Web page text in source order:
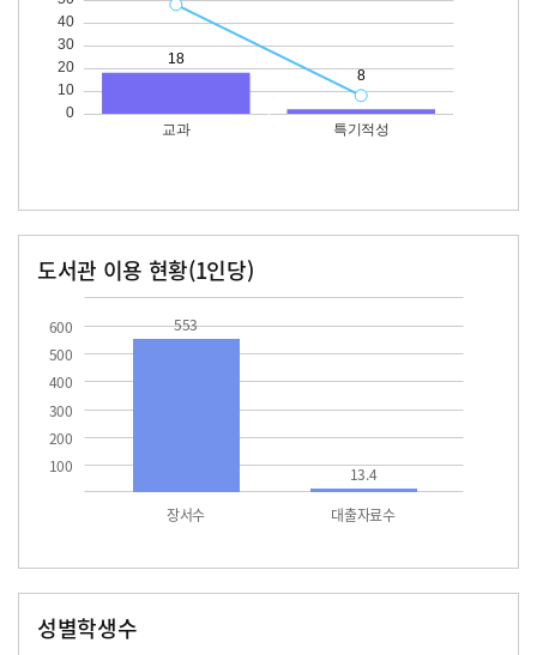
도서관 이용 현황(1인당)
100
200
300
400
500
600
장서수 대출자료수
553
13.4
성별학생수